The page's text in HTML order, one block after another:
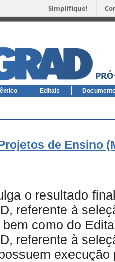
Simplifique!
Editais
de Ensino
o resultado
referente à
como do
referente à